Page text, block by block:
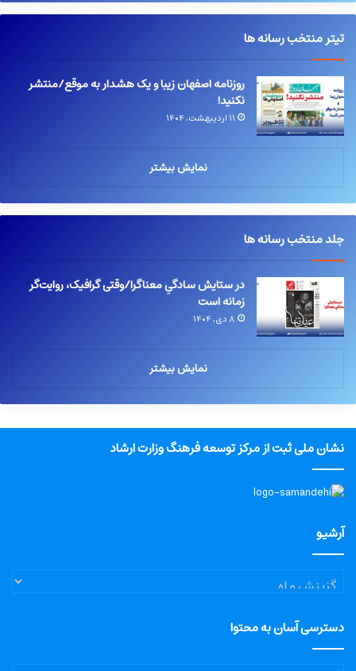
تیتر منتخب رسانه ها
روزنامه اصفهان زیبا و یک هشدار به موقع/منتشر
نکنید!
۱۱ اردیبهشت, ۱۴۰۴
نمایش بیشتر
جلد منتخب رسانه ها
در ستایش سادگیِ معناگرا/وقتی گرافیک، روایت‌گر
زمانه است
۸ دی, ۱۴۰۴
نمایش بیشتر
نشان ملی ثبت از مرکز توسعه فرهنگ وزارت ارشاد
آرشیو
آرشیو
دسترسی آسان به محتوا